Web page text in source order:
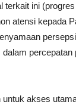
terkait ini
atensi kepada
percepatan
untuk akses